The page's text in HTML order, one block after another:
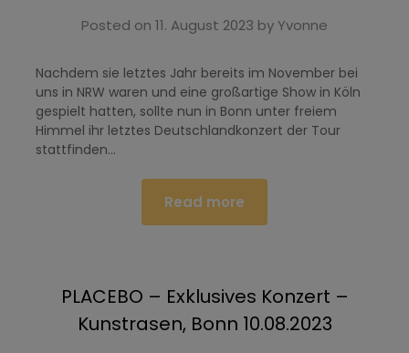
Posted on 11. August 2023 byYvonne
Nachdem sie letztes Jahr bereits im November bei
uns in NRW waren und eine großartige Show in Köln
gespielt hatten, sollte nun in Bonn unter freiem
Himmel ihr letztes Deutschlandkonzert der Tour
stattfinden…
Read more
PLACEBO – Exklusives Konzert –
Kunstrasen, Bonn 10.08.2023